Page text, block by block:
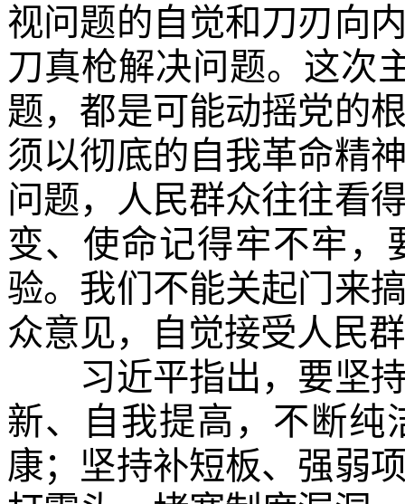
视问题的自觉和刀刃向
刀真枪解决问题。这次
题，都是可能动摇党的
须以彻底的自我革命精
问题，人民群众往往看
变、使命记得牢不牢，
验。我们不能关起门来
众意见，自觉接受人民
习近平指出，要坚持
新、自我提高，不断纯
康；坚持补短板、强弱